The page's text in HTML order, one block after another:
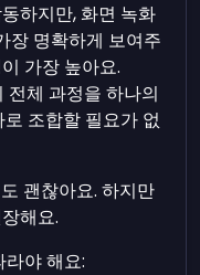
하지만, 화면 녹화
장 명확하게 보여주
가장 높아요.
체 과정을 하나의
조합할 필요가 없
괜찮아요. 하지만
해요.
야 해요: